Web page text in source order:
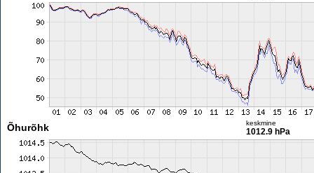
Õhurõhk keskmine
1012.9 hPa